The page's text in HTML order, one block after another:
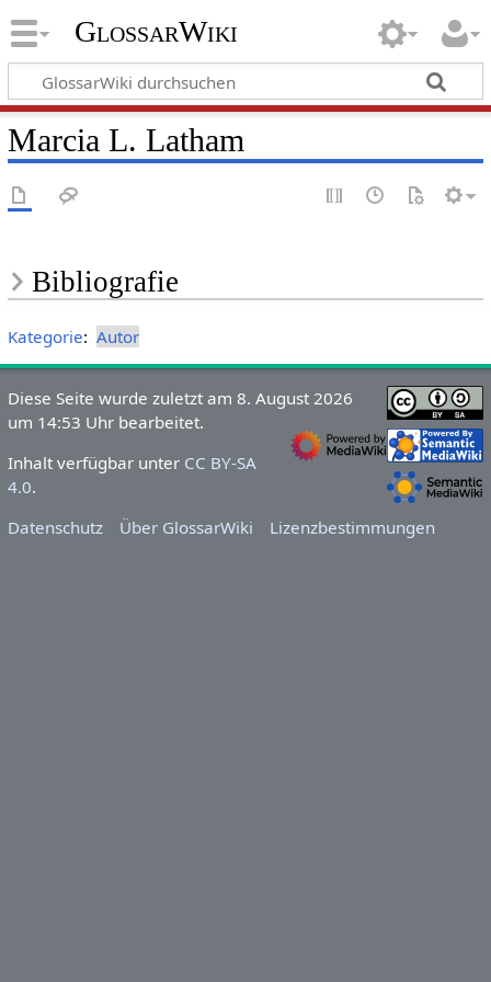
GlossarWiki
Marcia L. Latham
Bibliografie
Kategorie: Autor
Diese Seite wurde zuletzt am 8. August 2026
um 14:53 Uhr bearbeitet.
Inhalt verfügbar unter CC BY-SA
4.0.
Datenschutz
Über GlossarWiki Lizenzbestimmungen